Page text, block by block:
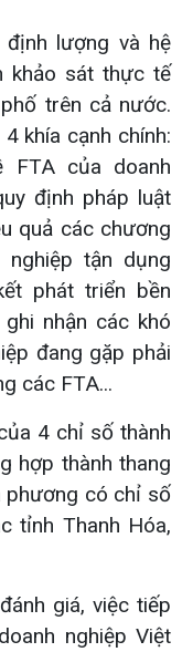
lượng và hệ
khảo sát thực tế
trên cả nước.
khía cạnh chính:
của doanh
định pháp luật
quả các chương
tận dụng
phát triển bền
nhận các khó
đang gặp phải
các FTA...
4 chỉ số thành
hợp thành thang
phương có chỉ số
tỉnh Thanh Hóa,
giá, việc tiếp
nghiệp Việt